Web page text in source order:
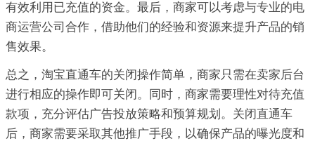
有效利用已充值的资金。最后，商家可以考虑与专业的电
商运营公司合作，借助他们的经验和资源来提升产品的销
售效果。
总之，淘宝直通车的关闭操作简单，商家只需在卖家后台
进行相应的操作即可关闭。同时，商家需要理性对待充值
款项，充分评估广告投放策略和预算规划。关闭直通车
后，商家需要采取其他推广手段，以确保产品的曝光度和